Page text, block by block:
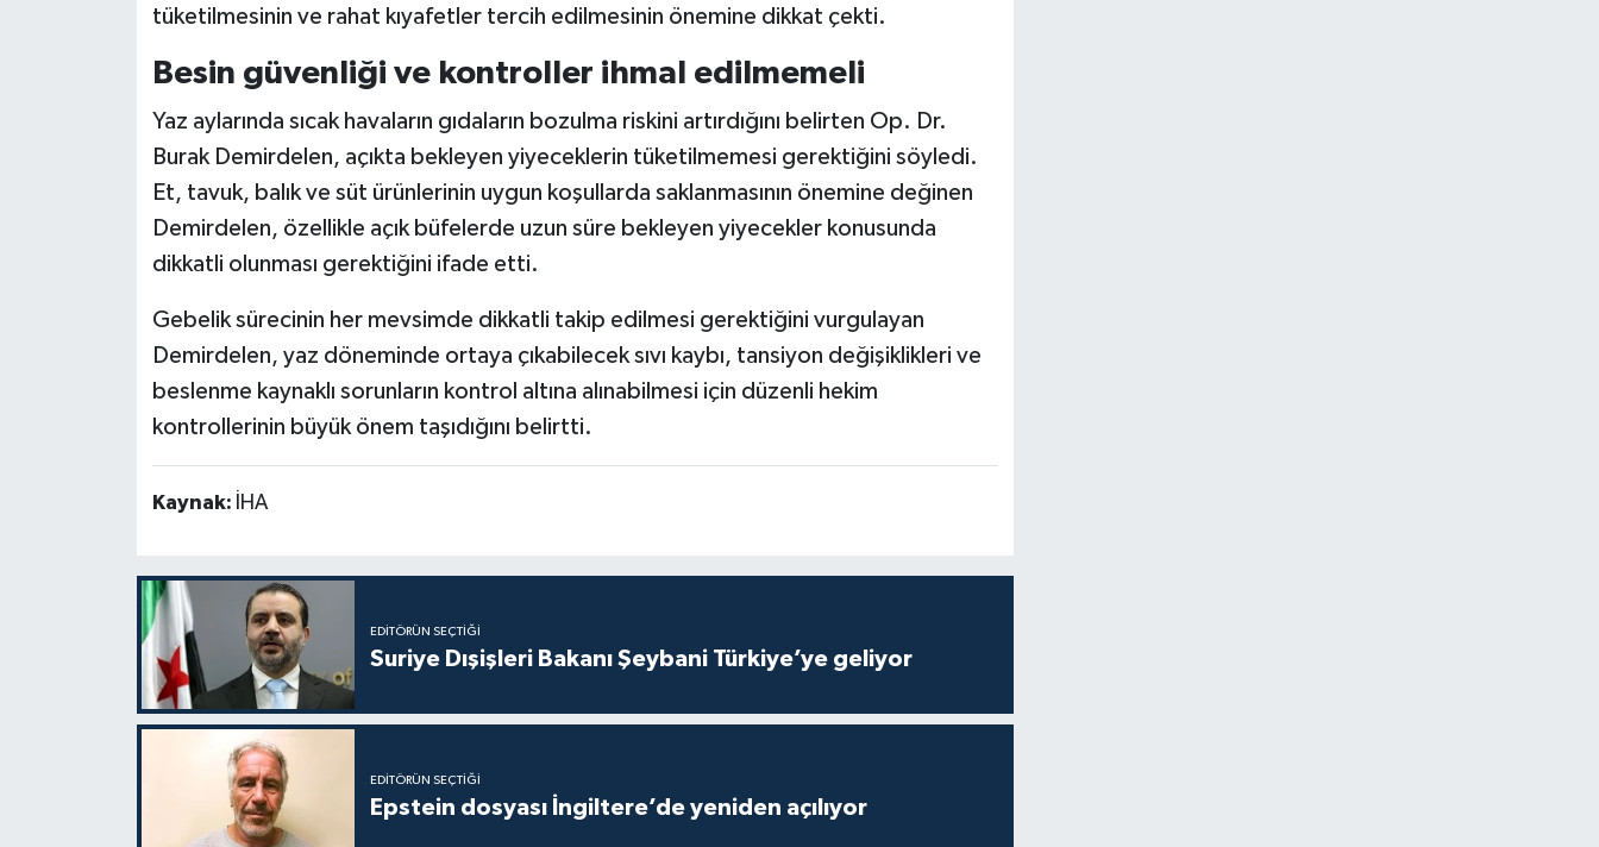
tüketilmesinin ve rahat kıyafetler tercih edilmesinin önemine dikkat çekti.
Besin güvenliği ve kontroller ihmal edilmemeli
Yaz aylarında sıcak havaların gıdaların bozulma riskini artırdığını belirten Op. Dr.
Burak Demirdelen, açıkta bekleyen yiyeceklerin tüketilmemesi gerektiğini söyledi.
Et, tavuk, balık ve süt ürünlerinin uygun koşullarda saklanmasının önemine değinen
Demirdelen, özellikle açık büfelerde uzun süre bekleyen yiyecekler konusunda
dikkatli olunması gerektiğini ifade etti.
Gebelik sürecinin her mevsimde dikkatli takip edilmesi gerektiğini vurgulayan
Demirdelen, yaz döneminde ortaya çıkabilecek sıvı kaybı, tansiyon değişiklikleri ve
beslenme kaynaklı sorunların kontrol altına alınabilmesi için düzenli hekim
kontrollerinin büyük önem taşıdığını belirtti.
Kaynak: İHA
EDITÖRÜN SEÇTIĞI
Suriye Dışişleri Bakanı Şeybani Türkiye’ye geliyor
EDITÖRÜN SEÇTIĞI
Epstein dosyası İngiltere’de yeniden açılıyor